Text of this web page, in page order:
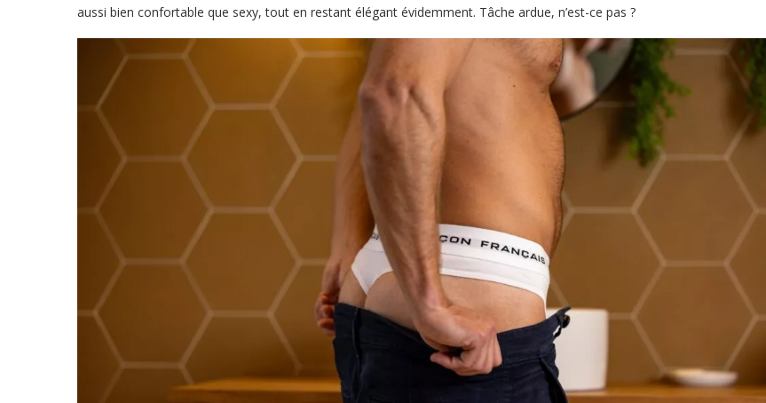
aussi bien confortable que sexy, tout en restant élégant évidemment. Tâche ardue, n’est-ce pas ?